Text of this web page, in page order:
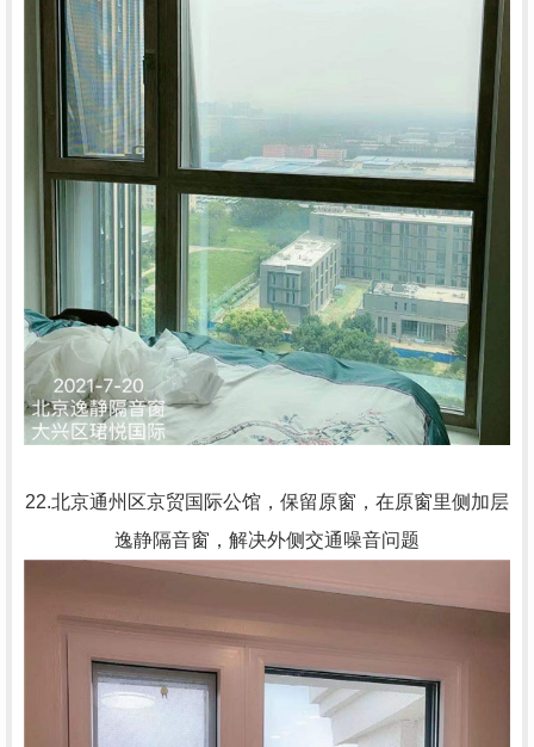
22.北京通州区京贸国际公馆，保留原窗，在原窗里侧加层
逸静隔音窗，解决外侧交通噪音问题